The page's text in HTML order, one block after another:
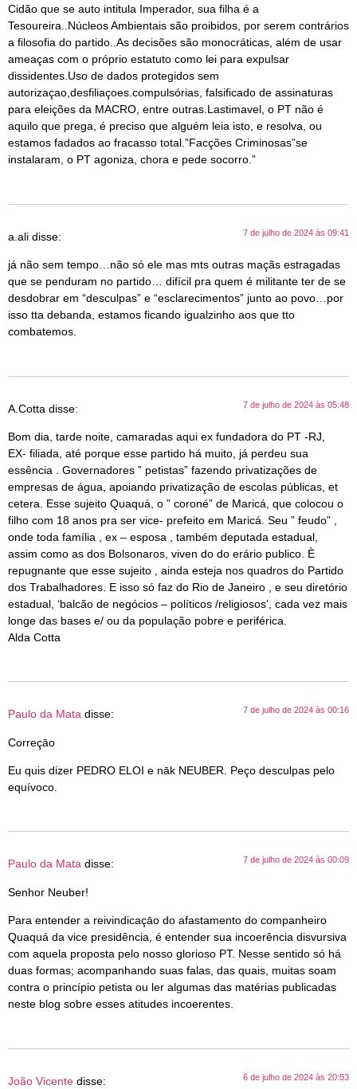
Cidão que se auto intitula Imperador, sua filha é a
Tesoureira..Núcleos Ambientais são proibidos, por serem contrários
a filosofia do partido..As decisões são monocráticas, além de usar
ameaças com o próprio estatuto como lei para expulsar
dissidentes.Uso de dados protegidos sem
autorizaçao,desfiliaçoes.compulsórias, falsificado de assinaturas
para eleições da MACRO, entre outras.Lastimavel, o PT não é
aquilo que prega, é preciso que alguém leia isto, e resolva, ou
estamos fadados ao fracasso total.”Facções Criminosas”se
instalaram, o PT agoniza, chora e pede socorro.”
a.ali disse: 7 de julho de 2024 às 09:41
já não sem tempo…não só ele mas mts outras maçãs estragadas
que se penduram no partido… difícil pra quem é militante ter de se
desdobrar em “desculpas” e “esclarecimentos” junto ao povo…por
isso tta debanda, estamos ficando igualzinho aos que tto
combatemos.
A.Cotta disse: 7 de julho de 2024 às 05:48
Bom dia, tarde noite, camaradas aqui ex fundadora do PT -RJ,
EX- filiada, até porque esse partido há muito, já perdeu sua
essência . Governadores ” petistas” fazendo privatizações de
empresas de água, apoiando privatização de escolas públicas, et
cetera. Esse sujeito Quaquá, o ” coroné” de Maricá, que colocou o
filho com 18 anos pra ser vice- prefeito em Maricá. Seu ” feudo” ,
onde toda família , ex – esposa , também deputada estadual,
assim como as dos Bolsonaros, viven do do erário publico. È
repugnante que esse sujeito , ainda esteja nos quadros do Partido
dos Trabalhadores. E isso só faz do Rio de Janeiro , e seu diretório
estadual, ‘balcão de negócios – políticos /religiosos’, cada vez mais
longe das bases e/ ou da população pobre e periférica.
Alda Cotta
Paulo da Mata disse: 7 de julho de 2024 às 00:16
Correçāo
Eu quis dizer PEDRO ELOI e nāk NEUBER. Peço desculpas pelo
equívoco.
Paulo da Mata disse: 7 de julho de 2024 às 00:09
Senhor Neuber!
Para entender a reivindicaçāo do afastamento do companheiro
Quaquá da vice presidência, é entender sua incoerência disvursiva
com aquela proposta pelo nosso glorioso PT. Nesse sentido só há
duas formas; acompanhando suas falas, das quais, muitas soam
contra o princípio petista ou ler algumas das matérias publicadas
neste blog sobre esses atitudes incoerentes.
João Vicente disse: 6 de julho de 2024 às 20:53